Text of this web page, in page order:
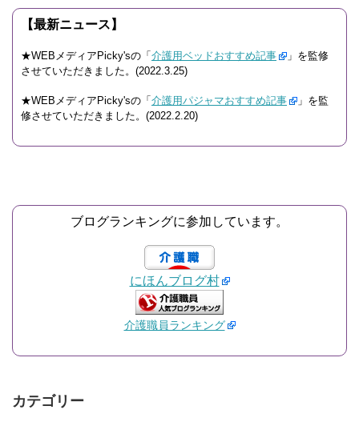
【最新ニュース】
★WEBメディアPicky'sの「 介護用ベッドおすすめ記事
」を監修
させていただきました。(2022.3.25)
★WEBメディアPicky'sの「 介護用パジャマおすすめ記事
」を監
修させていただきました。(2022.2.20)
ブログランキングに参加しています。
にほんブログ村
介護職員ランキング
カテゴリー